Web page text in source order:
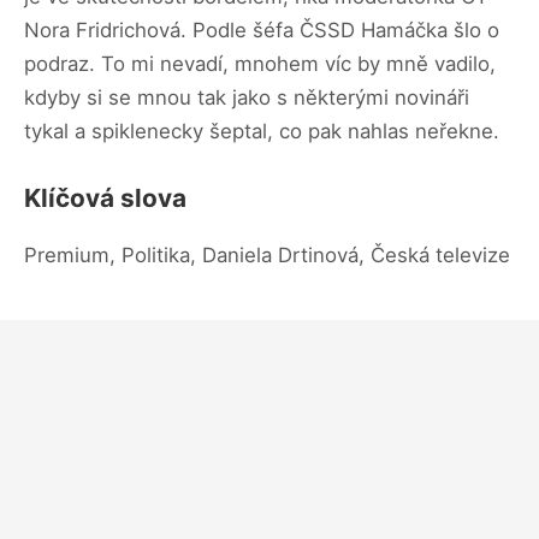
Nora Fridrichová. Podle šéfa ČSSD Hamáčka šlo o
podraz. To mi nevadí, mnohem víc by mně vadilo,
kdyby si se mnou tak jako s některými novináři
tykal a spiklenecky šeptal, co pak nahlas neřekne.
Klíčová slova
Premium, Politika, Daniela Drtinová, Česká televize